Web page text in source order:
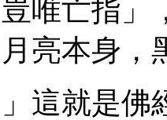
唯亡指」
亮本身，
」這就是